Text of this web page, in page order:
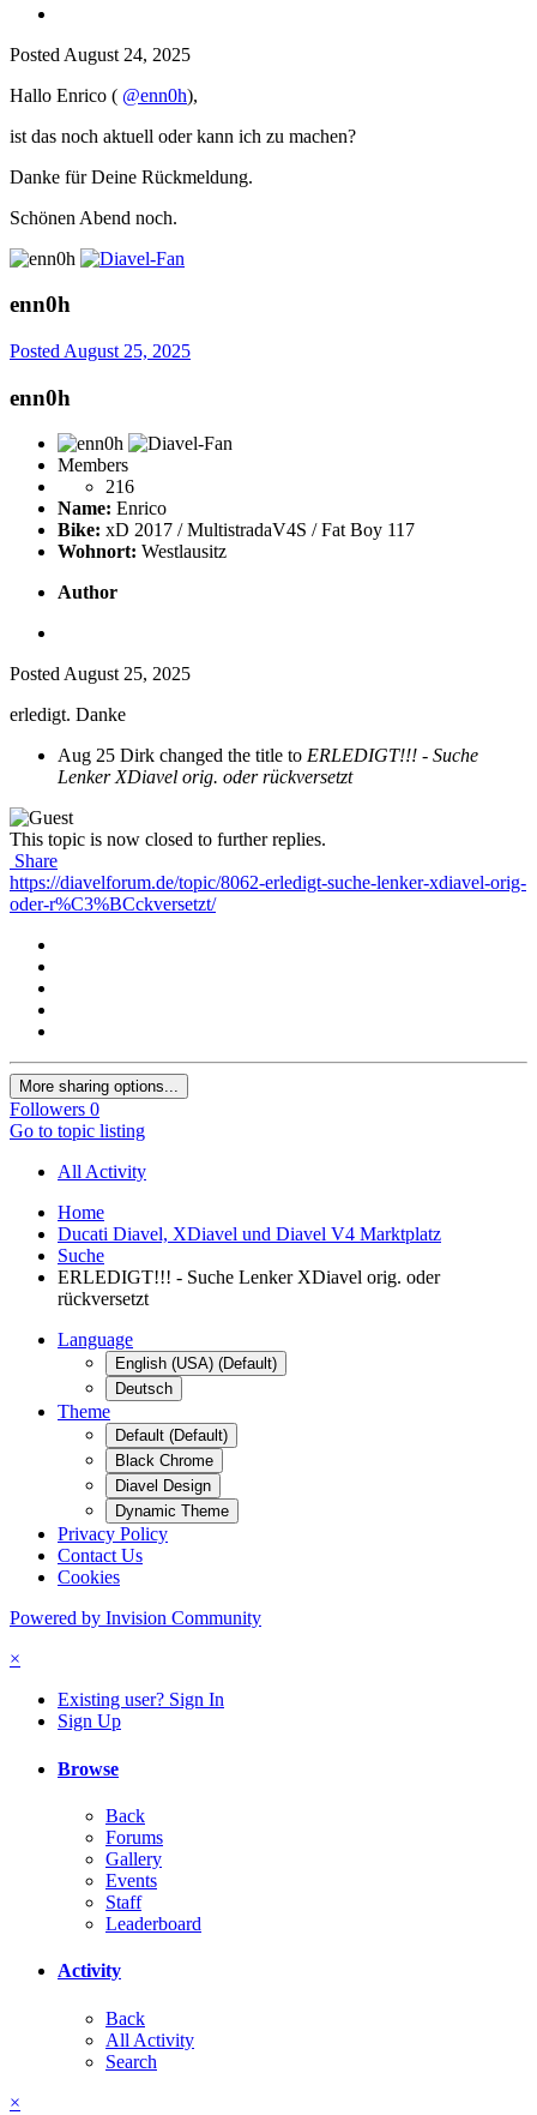
Posted August 24, 2025
Hallo Enrico ( @enn0h),
ist das noch aktuell oder kann ich zu machen?
Danke für Deine Rückmeldung.
Schönen Abend noch.
enn0h
Posted August 25, 2025
enn0h
Members
216
Name: Enrico
Bike: xD 2017 / MultistradaV4S / Fat Boy 117
Wohnort: Westlausitz
Author
PostedAugust 25, 2025
erledigt. Danke
Aug 25 Dirk changed the title to ERLEDIGT!!! - Suche
Lenker XDiavel orig. oder rückversetzt
This topic is now closed to further replies.
Share
https://diavelforum.de/topic/8062-erledigt-suche-lenker-xdiavel-orig-
oder-r%C3%BCckversetzt/
More sharing options...
Followers 0
Go to topic listing
All Activity
Home
Ducati Diavel, XDiavel und Diavel V4 Marktplatz
Suche
ERLEDIGT!!! - Suche Lenker XDiavel orig. oder
rückversetzt
Language
English (USA) (Default)
Deutsch
Theme
Default (Default)
Black Chrome
Diavel Design
Dynamic Theme
Privacy Policy
Contact Us
Cookies
Powered by Invision Community
×
Existing user? Sign In
Sign Up
Browse
Back
Forums
Gallery
Events
Staff
Leaderboard
Activity
Back
All Activity
Search
×